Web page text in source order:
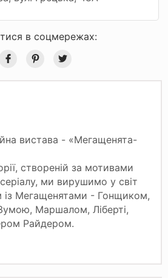
в соцмережах:
вистава - «Мегащенята-
створеній за мотивами
ми вирушимо у світ
із Мегащенятами - Гонщиком,
Маршалом, Ліберті,
Райдером.